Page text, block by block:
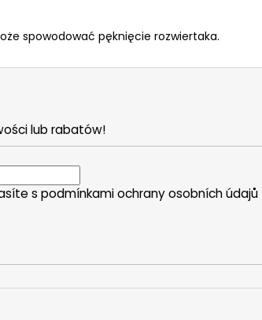
spowodować pęknięcie rozwiertaka.
lub rabatów!
s podmínkami ochrany osobních údajů